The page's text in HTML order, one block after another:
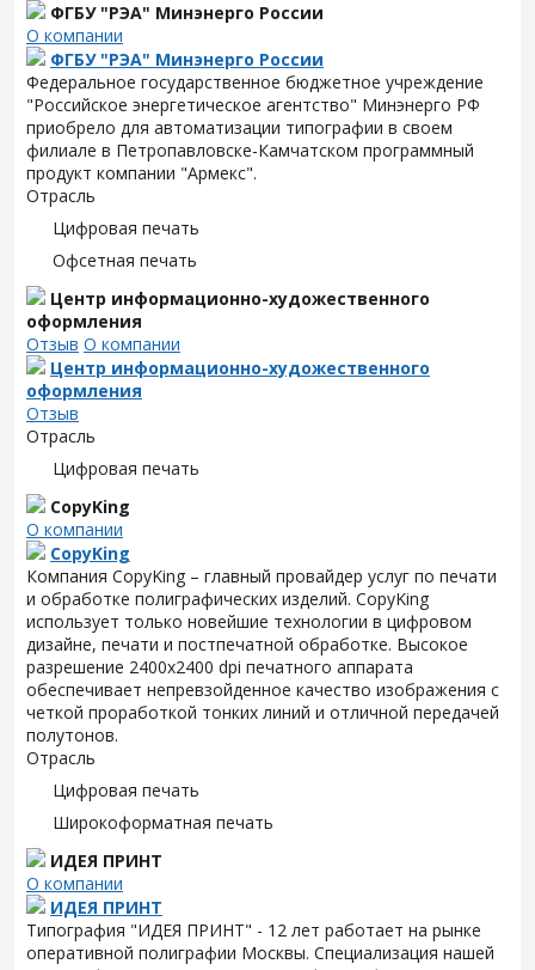
ФГБУ "РЭА" Минэнерго России
О компании
ФГБУ "РЭА" Минэнерго России
Федеральное государственное бюджетное учреждение
"Российское энергетическое агентство" Минэнерго РФ
приобрело для автоматизации типографии в своем
филиале в Петропавловске-Камчатском программный
продукт компании "Армекс".
Отрасль
Цифровая печать
Офсетная печать
Центр информационно-художественного
оформления
Отзыв О компании
Центр информационно-художественного
оформления
Отзыв
Отрасль
Цифровая печать
CopyKing
О компании
CopyKing
Компания CopyKing – главный провайдер услуг по печати
и обработке полиграфических изделий. CopyKing
использует только новейшие технологии в цифровом
дизайне, печати и постпечатной обработке. Высокое
разрешение 2400x2400 dpi печатного аппарата
обеспечивает непревзойденное качество изображения с
четкой проработкой тонких линий и отличной передачей
полутонов.
Отрасль
Цифровая печать
Широкоформатная печать
ИДЕЯ ПРИНТ
О компании
ИДЕЯ ПРИНТ
Типография "ИДЕЯ ПРИНТ" - 12 лет работает на рынке
оперативной полиграфии Москвы. Специализация нашей